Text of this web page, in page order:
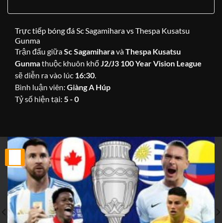
Trực tiếp bóng đá Sc Sagamihara vs Thespa Kusatsu
Gunma
Trận đấu giữaSc SagamiharavàThespa Kusatsu
Gunmathuộc khuôn khổJ2/J3 100 Year Vision League
sẽ diễn ra vào lúc 16:30.
Bình luận viên: Giàng A Húp
Tỷ số hiện tại: 5 - 0